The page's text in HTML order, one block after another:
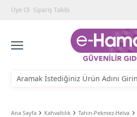
Üye Ol Sipariş Takibi
Ana Sayfa Kahvaltılık Tahin-Pekmez-Helva